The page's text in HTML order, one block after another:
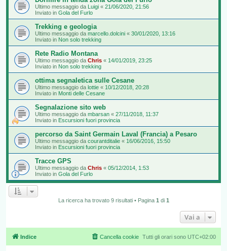
Ultimo messaggio da Luigi « 21/06/2020, 21:56
Inviato in Gola del Furlo
Trekking e geologia
Ultimo messaggio da marcello.dolcini « 30/01/2020, 13:16
Inviato in Non solo trekking
Rete Radio Montana
Ultimo messaggio da Chris « 14/01/2019, 23:25
Inviato in Non solo trekking
ottima segnaletica sulle Cesane
Ultimo messaggio da lottie « 10/12/2018, 20:28
Inviato in Monti delle Cesane
Segnalazione sito web
Ultimo messaggio da mbarsan « 27/11/2018, 11:37
Inviato in Escursioni fuori provincia
percorso da Saint Germain Laval (Francia) a Pesaro
Ultimo messaggio da courantditalie « 16/06/2016, 15:50
Inviato in Escursioni fuori provincia
Tracce GPS
Ultimo messaggio da Chris « 05/12/2014, 1:53
Inviato in Gola del Furlo
La ricerca ha trovato 9 risultati • Pagina 1 di 1
Vai a
Indice Tutti gli orari sono UTC+02:00
Cancella cookie